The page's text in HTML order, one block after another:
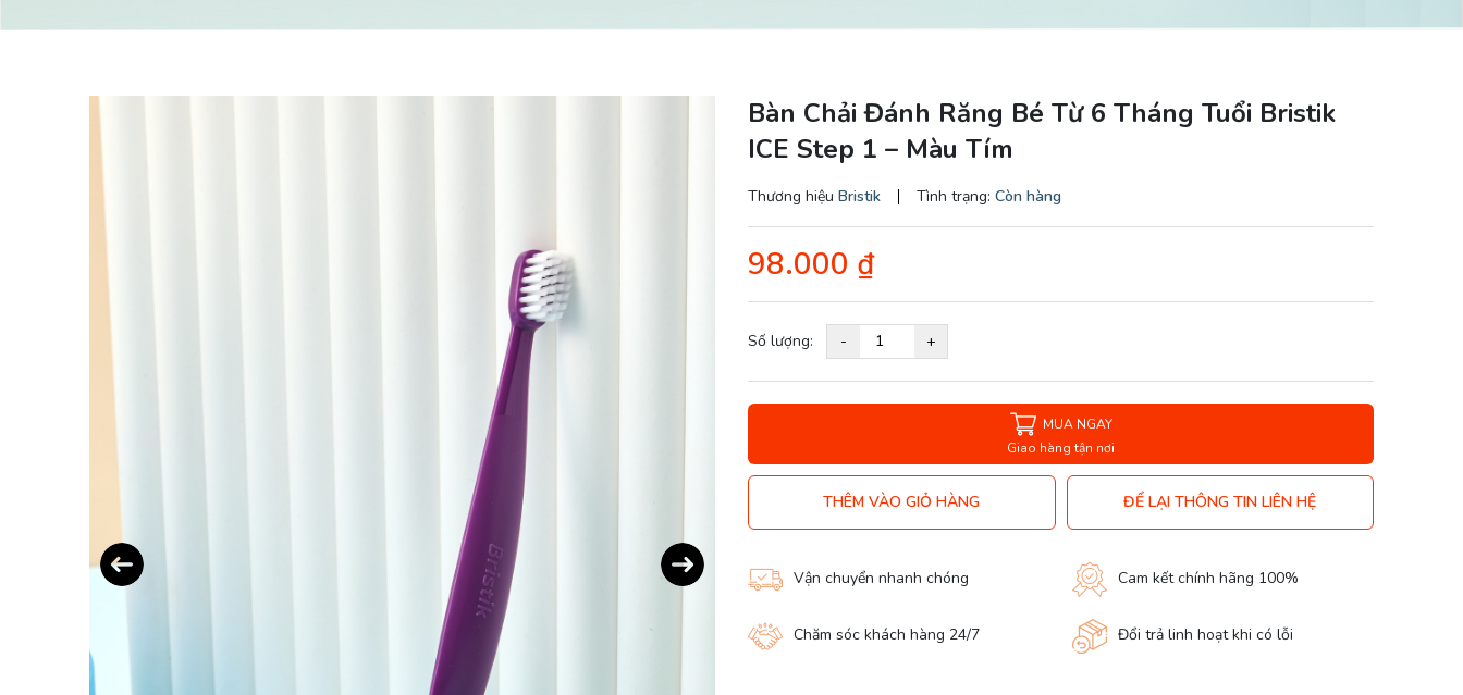
Previous Next
Bàn Chải Đánh Răng Bé Từ 6 Tháng Tuổi Bristik
ICE Step 1 – Màu Tím
Thương hiệu Bristik Tình trạng: Còn hàng
98.000 ₫
Số lượng: - +
MUA NGAY
Giao hàng tận nơi
THÊM VÀO GIỎ HÀNG ĐỂ LẠI THÔNG TIN LIÊN HỆ
Vận chuyển nhanh chóng Cam kết chính hãng 100%
Chăm sóc khách hàng 24/7 Đổi trả linh hoạt khi có lỗi